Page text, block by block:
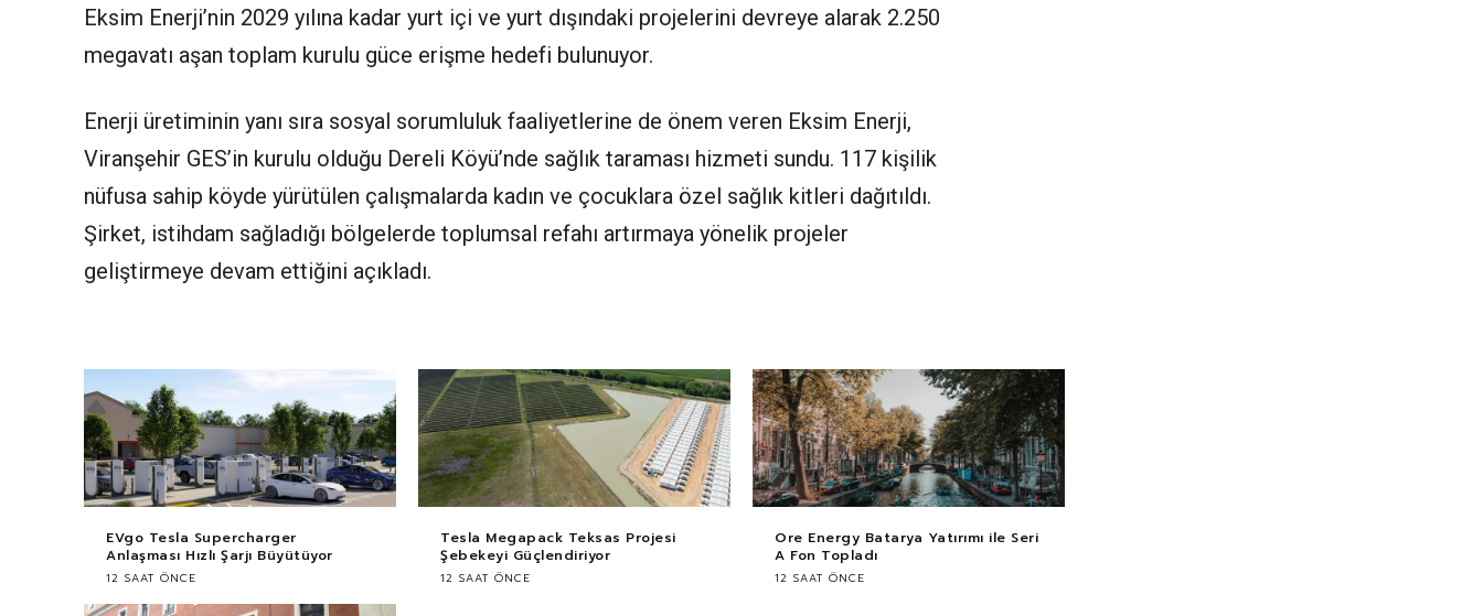
Eksim Enerji’nin 2029 yılına kadar yurt içi ve yurt dışındaki projelerini devreye alarak 2.250
megavatı aşan toplam kurulu güce erişme hedefi bulunuyor.
Enerji üretiminin yanı sıra sosyal sorumluluk faaliyetlerine de önem veren Eksim Enerji,
Viranşehir GES’in kurulu olduğu Dereli Köyü’nde sağlık taraması hizmeti sundu. 117 kişilik
nüfusa sahip köyde yürütülen çalışmalarda kadın ve çocuklara özel sağlık kitleri dağıtıldı.
Şirket, istihdam sağladığı bölgelerde toplumsal refahı artırmaya yönelik projeler
geliştirmeye devam ettiğini açıkladı.
EVgo Tesla Supercharger
Anlaşması Hızlı Şarjı Büyütüyor
12 SAAT ÖNCE
Tesla Megapack Teksas Projesi
Şebekeyi Güçlendiriyor
12 SAAT ÖNCE
Ore Energy Batarya Yatırımı ile Seri
A Fon Topladı
12 SAAT ÖNCE